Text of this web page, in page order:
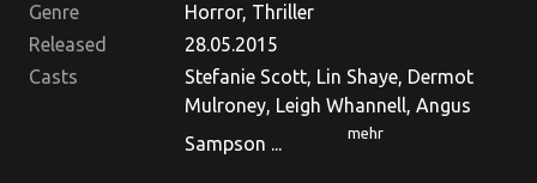
Genre
Horror, Thriller
Released
28.05.2015
Casts
Stefanie Scott, Lin Shaye, Dermot
Mulroney, Leigh Whannell, Angus
Sampson ...
mehr